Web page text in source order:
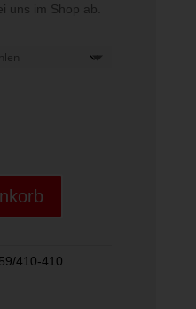
uns im Shop ab.
410-410